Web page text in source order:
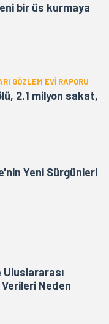
bir üs kurmaya
GÖZLEM EVİ RAPORU
2.1 milyon sakat,
Yeni Sürgünleri
Uluslararası
Neden